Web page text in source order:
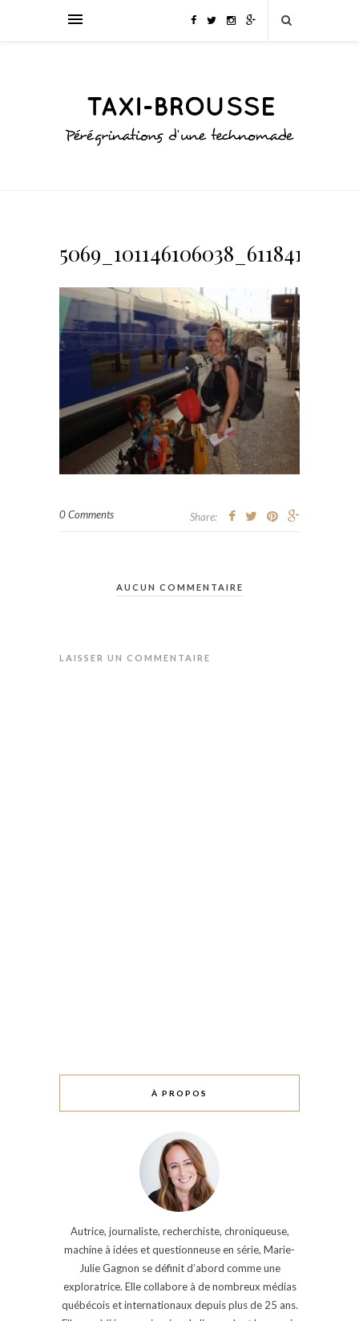
0 Comments Share:
AUCUN COMMENTAIRE
LAISSER UN COMMENTAIRE
À PROPOS
Autrice, journaliste, recherchiste, chroniqueuse,
machine à idées et questionneuse en série, Marie-
Julie Gagnon se définit d’abord comme une
exploratrice. Elle collabore à de nombreux médias
québécois et internationaux depuis plus de 25 ans.